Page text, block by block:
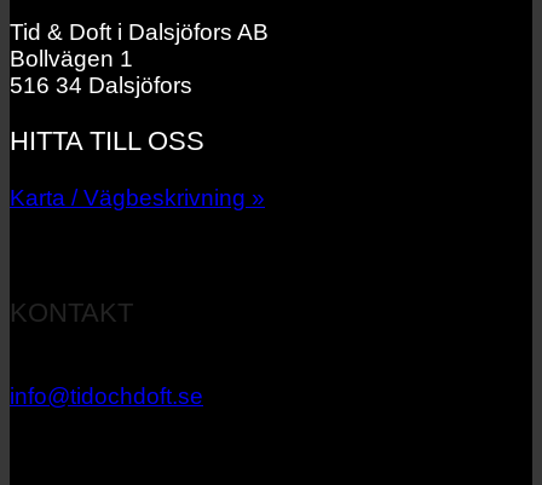
Tid & Doft i Dalsjöfors AB
Bollvägen 1
516 34 Dalsjöfors
HITTA TILL OSS
Karta / Vägbeskrivning »
KONTAKT
info@tidochdoft.se